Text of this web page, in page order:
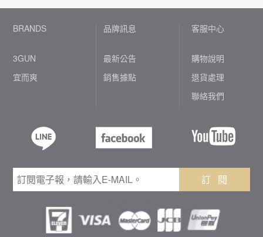
BRANDS
3GUN
宜而爽
品牌訊息
最新公告
銷售據點
客服中心
購物說明
退貨處理
聯絡我們
訂 閱